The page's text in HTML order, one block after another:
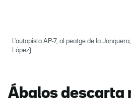
L'autopista AP-7, al peatge de la
López)
Ábalos descarta